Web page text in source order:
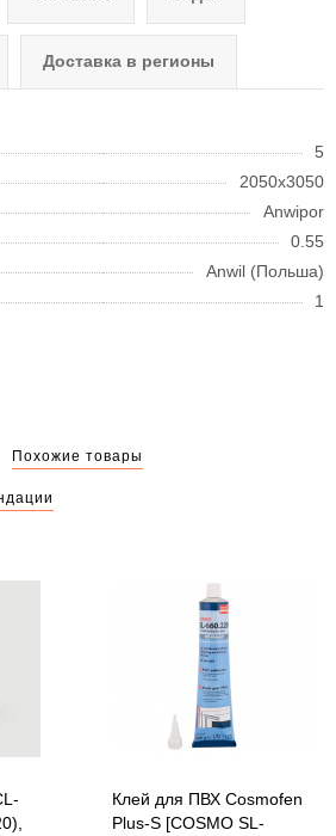
Доставка в регионы
5
2050х3050
Anwipor
0.55
Anwil (Польша)
1
Похожие товары
Клей для ПВХ Cosmofen
Plus-S [COSMO SL-